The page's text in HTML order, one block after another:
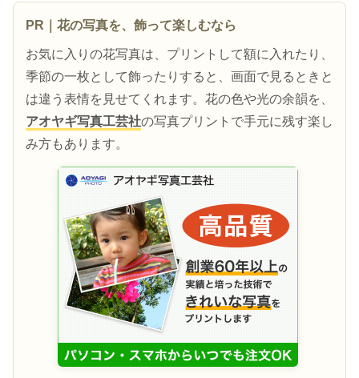
PR｜花の写真を、飾って楽しむなら
お気に入りの花写真は、プリントして額に入れたり、
季節の一枚として飾ったりすると、画面で見るときと
は違う表情を見せてくれます。花の色や光の余韻を、
アオヤギ写真工芸社の写真プリントで手元に残す楽し
み方もあります。